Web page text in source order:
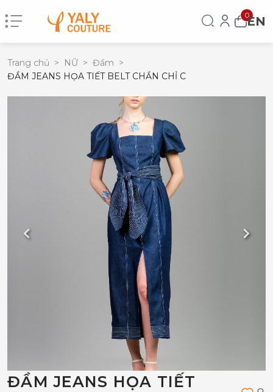
0EN
Trang chủ > NỮ > Đầm >
ĐẦM JEANS HỌA TIẾT BELT CHẦN CHỈ C
ĐẦM JEANS HỌA TIẾT